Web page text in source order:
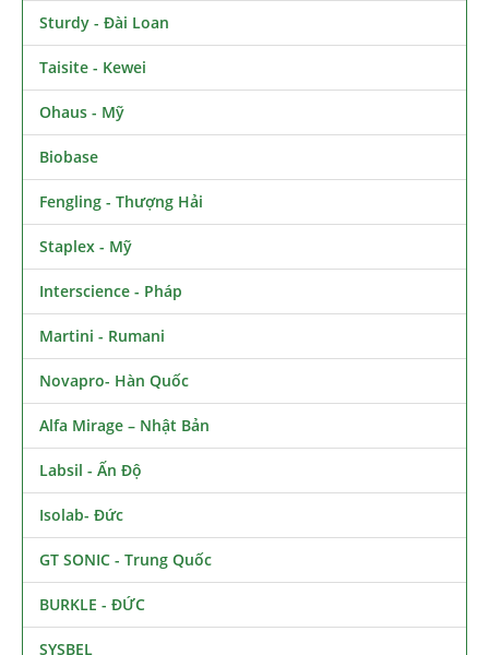
Sturdy - Đài Loan
Taisite - Kewei
Ohaus - Mỹ
Biobase
Fengling - Thượng Hải
Staplex - Mỹ
Interscience - Pháp
Martini - Rumani
Novapro- Hàn Quốc
Alfa Mirage – Nhật Bản
Labsil - Ấn Độ
Isolab- Đức
GT SONIC - Trung Quốc
BURKLE - ĐỨC
SYSBEL